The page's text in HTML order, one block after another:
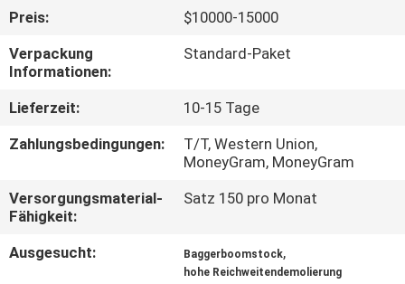
WERKSBESICHTIGUNG
QUALITÄTSKONTROLLE
BITTE UM
EIN
Preis:
$10000-15000
Verpackung
Informationen:
Standard-Paket
Lieferzeit:
10-15 Tage
Zahlungsbedingungen:
T/T, Western Union,
MoneyGram, MoneyGram
Versorgungsmaterial-
Fähigkeit:
Satz 150 pro Monat
Ausgesucht: Baggerboomstock,
hohe Reichweitendemolierung